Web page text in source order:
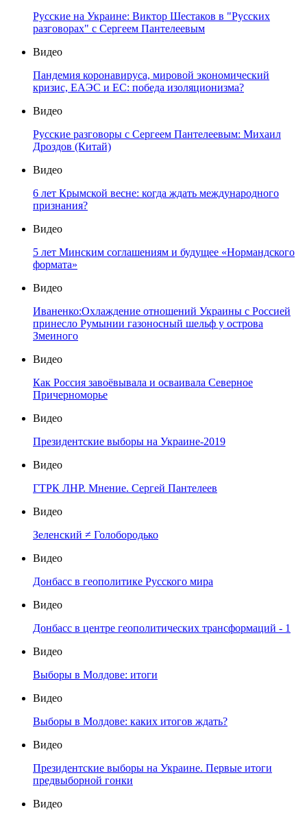
Русские на Украине: Виктор Шестаков в "Русских
разговорах" с Сергеем Пантелеевым
Видео
Пандемия коронавируса, мировой экономический
кризис, ЕАЭС и ЕС: победа изоляционизма?
Видео
Русские разговоры с Сергеем Пантелеевым: Михаил
Дроздов (Китай)
Видео
6 лет Крымской весне: когда ждать международного
признания?
Видео
5 лет Минским соглашениям и будущее «Нормандского
формата»
Видео
Иваненко:Охлаждение отношений Украины с Россией
принесло Румынии газоносный шельф у острова
Змеиного
Видео
Как Россия завоёвывала и осваивала Северное
Причерноморье
Видео
Президентские выборы на Украине-2019
Видео
ГТРК ЛНР. Мнение. Сергей Пантелеев
Видео
Зеленский ≠ Голобородько
Видео
Донбасс в геополитике Русского мира
Видео
Донбасс в центре геополитических трансформаций - 1
Видео
Выборы в Молдове: итоги
Видео
Выборы в Молдове: каких итогов ждать?
Видео
Президентские выборы на Украине. Первые итоги
предвыборной гонки
Видео